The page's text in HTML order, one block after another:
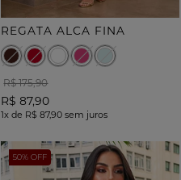
REGATA ALCA FINA
R$ 175,90
R$ 87,90
1x de R$ 87,90 sem juros
50% OFF